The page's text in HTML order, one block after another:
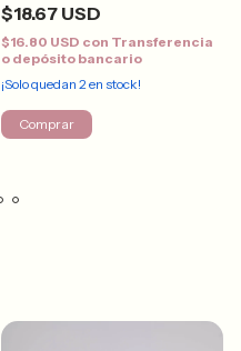
$18.67 USD
$16.80 USD con Transferencia
o depósito bancario
¡Solo quedan 2 en stock!
Comprar